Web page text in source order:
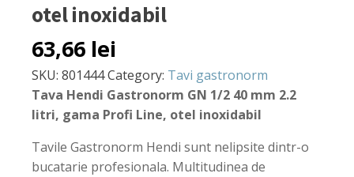
otel inoxidabil
63,66 lei
SKU: 801444Category: Tavi gastronorm
Tava Hendi Gastronorm GN 1/2 40 mm 2.2
litri, gama Profi Line, otel inoxidabil
Tavile Gastronorm Hendi sunt nelipsite dintr-o
bucatarie profesionala. Multitudinea de